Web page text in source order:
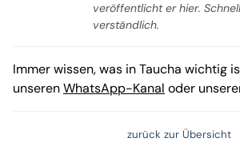
veröffentlicht er hier.
verständlich.
Immer wissen, was in Taucha wichtig
unserenWhatsApp-Kanal oder
zurück zur Übersicht